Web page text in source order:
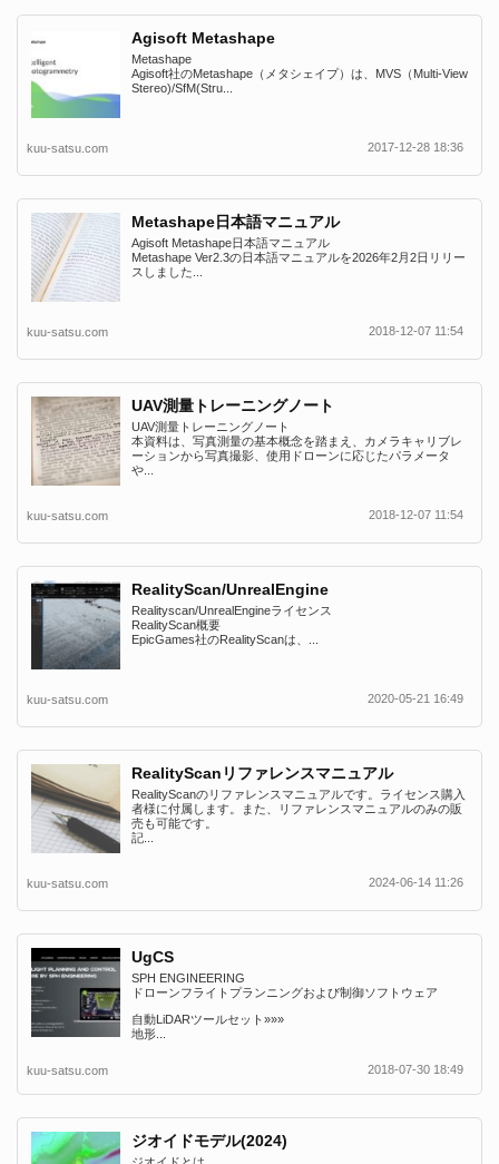
Agisoft Metashape
Metashape
Agisoft社のMetashape（メタシェイプ）は、MVS（Multi-View
Stereo)/SfM(Stru...
kuu-satsu.com 2017-12-28 18:36
Metashape日本語マニュアル
Agisoft Metashape日本語マニュアル
Metashape Ver2.3の日本語マニュアルを2026年2月2日リリー
スしました...
kuu-satsu.com 2018-12-07 11:54
UAV測量トレーニングノート
UAV測量トレーニングノート
本資料は、写真測量の基本概念を踏まえ、カメラキャリブレ
ーションから写真撮影、使用ドローンに応じたパラメータ
や...
kuu-satsu.com 2018-12-07 11:54
RealityScan/UnrealEngine
Realityscan/UnrealEngineライセンス
RealityScan概要
EpicGames社のRealityScanは、...
kuu-satsu.com 2020-05-21 16:49
RealityScanリファレンスマニュアル
RealityScanのリファレンスマニュアルです。ライセンス購入
者様に付属します。また、リファレンスマニュアルのみの販
売も可能です。
記...
kuu-satsu.com 2024-06-14 11:26
UgCS
SPH ENGINEERING
ドローンフライトプランニングおよび制御ソフトウェア
自動LiDARツールセット»»»
地形...
kuu-satsu.com 2018-07-30 18:49
ジオイドモデル(2024)